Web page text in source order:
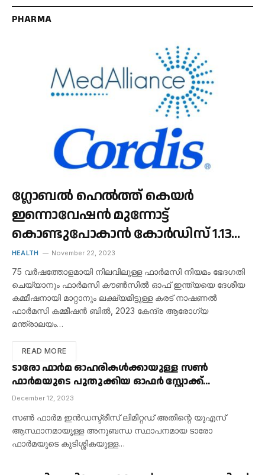
PHARMA
ഗ്ലോബൽ ഹെൽത്ത് കെയർ
ഇന്നൊവേഷൻ മുന്നോട്ട്
കൊണ്ടുപോകാൻ കോർഡിസ് 1.13
ബില്യൺ ഡോളറിന് മെഡ്
അലയൻസ് സ്വന്തമാക്കുന്നു
HEALTH November 22, 2023
75 വർഷത്തോളമായി നിലവിലുള്ള ഫാർമസി നിയമം ഭേദഗതി
ചെയ്യാനും ഫാർമസി കൗൺസിൽ ഓഫ് ഇന്ത്യയെ ദേശീയ
കമ്മീഷനായി മാറ്റാനും ലക്ഷ്യമിട്ടുള്ള കരട് നാഷണൽ
ഫാർമസി കമ്മീഷൻ ബിൽ, 2023 കേന്ദ്ര ആരോഗ്യ
മന്ത്രാലയം…
READ MORE
ടാരോ ഫാർമ ഓഹരികൾക്കായുള്ള സൺ
ഫാർമയുടെ പുതുക്കിയ ഓഫർ സ്റ്റോക്ക്
തകർച്ചയിലേക്ക് നയിക്കുന്നു
December 12, 2023
സൺ ഫാർമ ഇൻഡസ്ട്രീസ് ലിമിറ്റഡ് അതിന്റെ യുഎസ്
ആസ്ഥാനമായുള്ള അനുബന്ധ സ്ഥാപനമായ ടാരോ
ഫാർമയുടെ കുടിശ്ശികയുള്ള…